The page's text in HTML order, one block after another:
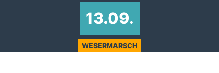
13.09.
WESERMARSCH